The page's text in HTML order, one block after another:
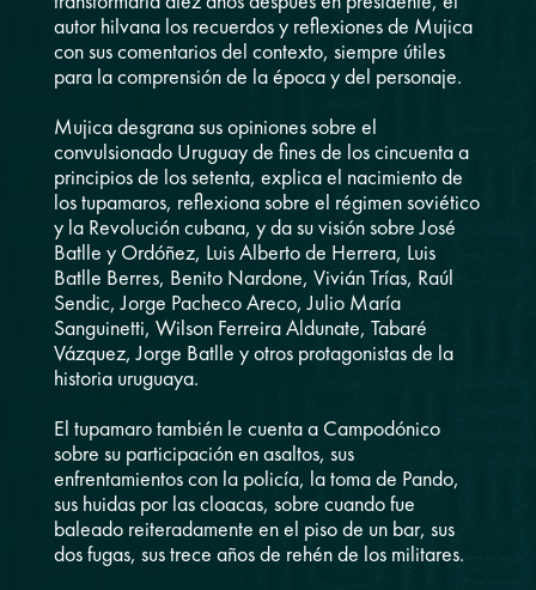
autor hilvana los recuerdos y reflexiones de Mujica
con sus comentarios del contexto, siempre útiles
para la comprensión de la época y del personaje.
Mujica desgrana sus opiniones sobre el
convulsionado Uruguay de fines de los cincuenta a
principios de los setenta, explica el nacimiento de
los tupamaros, reflexiona sobre el régimen soviético
y la Revolución cubana, y da su visión sobre José
Batlle y Ordóñez, Luis Alberto de Herrera, Luis
Batlle Berres, Benito Nardone, Vivián Trías, Raúl
Sendic, Jorge Pacheco Areco, Julio María
Sanguinetti, Wilson Ferreira Aldunate, Tabaré
Vázquez, Jorge Batlle y otros protagonistas de la
historia uruguaya.
El tupamaro también le cuenta a Campodónico
sobre su participación en asaltos, sus
enfrentamientos con la policía, la toma de Pando,
sus huidas por las cloacas, sobre cuando fue
baleado reiteradamente en el piso de un bar, sus
dos fugas, sus trece años de rehén de los militares.